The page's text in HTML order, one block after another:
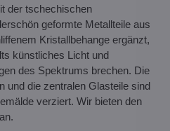
der tschechischen
geformte Metallteile aus
Kristallbehange ergänzt,
künstliches Licht und
des Spektrums brechen. Die
und die zentralen Glasteile sind
verziert. Wir bieten den